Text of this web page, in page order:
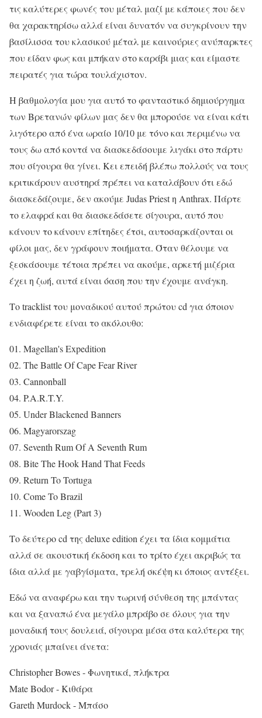
τις καλύτερες φωνές του μέταλ μαζί με κάποιες που δεν
θα χαρακτηρίσω αλλά είναι δυνατόν να συγκρίνουν την
βασίλισσα του κλασικού μέταλ με καινούριες ανύπαρκτες
που είδαν φως και μπήκαν στο καράβι μιας και είμαστε
πειρατές για τώρα τουλάχιστον.
Η βαθμολογία μου για αυτό το φανταστικό δημιούργημα
των Βρετανών φίλων μας δεν θα μπορούσε να είναι κάτι
λιγότερο από ένα ωραίο 10/10 με τόνο και περιμένω να
τους δω από κοντά να διασκεδάσουμε λιγάκι στο πάρτυ
που σίγουρα θα γίνει. Κει επειδή βλέπω πολλούς να τους
κριτικάρουν αυστηρά πρέπει να καταλάβουν ότι εδώ
διασκεδάζουμε, δεν ακούμε Judas Priest η Anthrax. Πάρτε
το ελαφρά και θα διασκεδάσετε σίγουρα, αυτό που
κάνουν το κάνουν επίτηδες έτσι, αυτοσαρκάζονται οι
φίλοι μας, δεν γράφουν ποιήματα. Όταν θέλουμε να
ξεσκάσουμε τέτοια πρέπει να ακούμε, αρκετή μιζέρια
έχει η ζωή, αυτά είναι όαση που την έχουμε ανάγκη.
Το tracklist του μοναδικού αυτού πρώτου cd για όποιον
ενδιαφέρετε είναι το ακόλουθο:
01. Magellan's Expedition
02. The Battle Of Cape Fear River
03. Cannonball
04. P.A.R.T.Y.
05. Under Blackened Banners
06. Magyarorszag
07. Seventh Rum Of A Seventh Rum
08. Bite The Hook Hand That Feeds
09. Return To Tortuga
10. Come To Brazil
11. Wooden Leg (Part 3)
Το δεύτερο cd της deluxe edition έχει τα ίδια κομμάτια
αλλά σε ακουστική έκδοση και το τρίτο έχει ακριβώς τα
ίδια αλλά με γαβγίσματα, τρελή σκέψη κι όποιος αντέξει.
Εδώ να αναφέρω και την τωρινή σύνθεση της μπάντας
και να ξαναπώ ένα μεγάλο μπράβο σε όλους για την
μοναδική τους δουλειά, σίγουρα μέσα στα καλύτερα της
χρονιάς μπαίνει άνετα:
Christopher Bowes - Φωνητικά, πλήκτρα
Mate Bodor - Κιθάρα
Gareth Murdock - Μπάσο